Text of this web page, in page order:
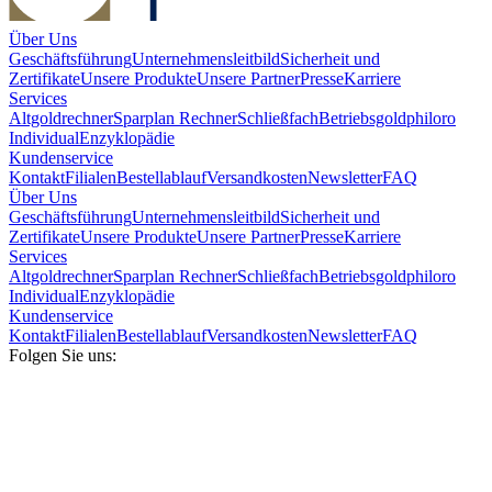
Über Uns
GeschäftsführungUnternehmensleitbildSicherheit und
ZertifikateUnsere ProdukteUnsere PartnerPresseKarriere
Services
AltgoldrechnerSparplan RechnerSchließfachBetriebsgoldphiloro
IndividualEnzyklopädie
Kundenservice
KontaktFilialenBestellablaufVersandkostenNewsletterFAQ
Über Uns
GeschäftsführungUnternehmensleitbildSicherheit und
ZertifikateUnsere ProdukteUnsere PartnerPresseKarriere
Services
AltgoldrechnerSparplan RechnerSchließfachBetriebsgoldphiloro
IndividualEnzyklopädie
Kundenservice
KontaktFilialenBestellablaufVersandkostenNewsletterFAQ
Folgen Sie uns: